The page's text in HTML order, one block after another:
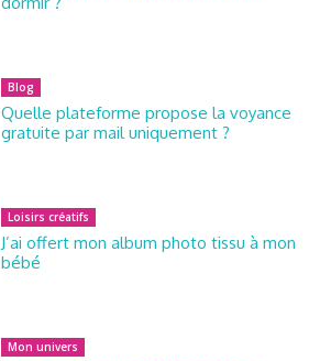
Blog
Quelle plateforme propose la voyance
gratuite par mail uniquement ?
Loisirs créatifs
J’ai offert mon album photo tissu à mon
bébé
Mon univers